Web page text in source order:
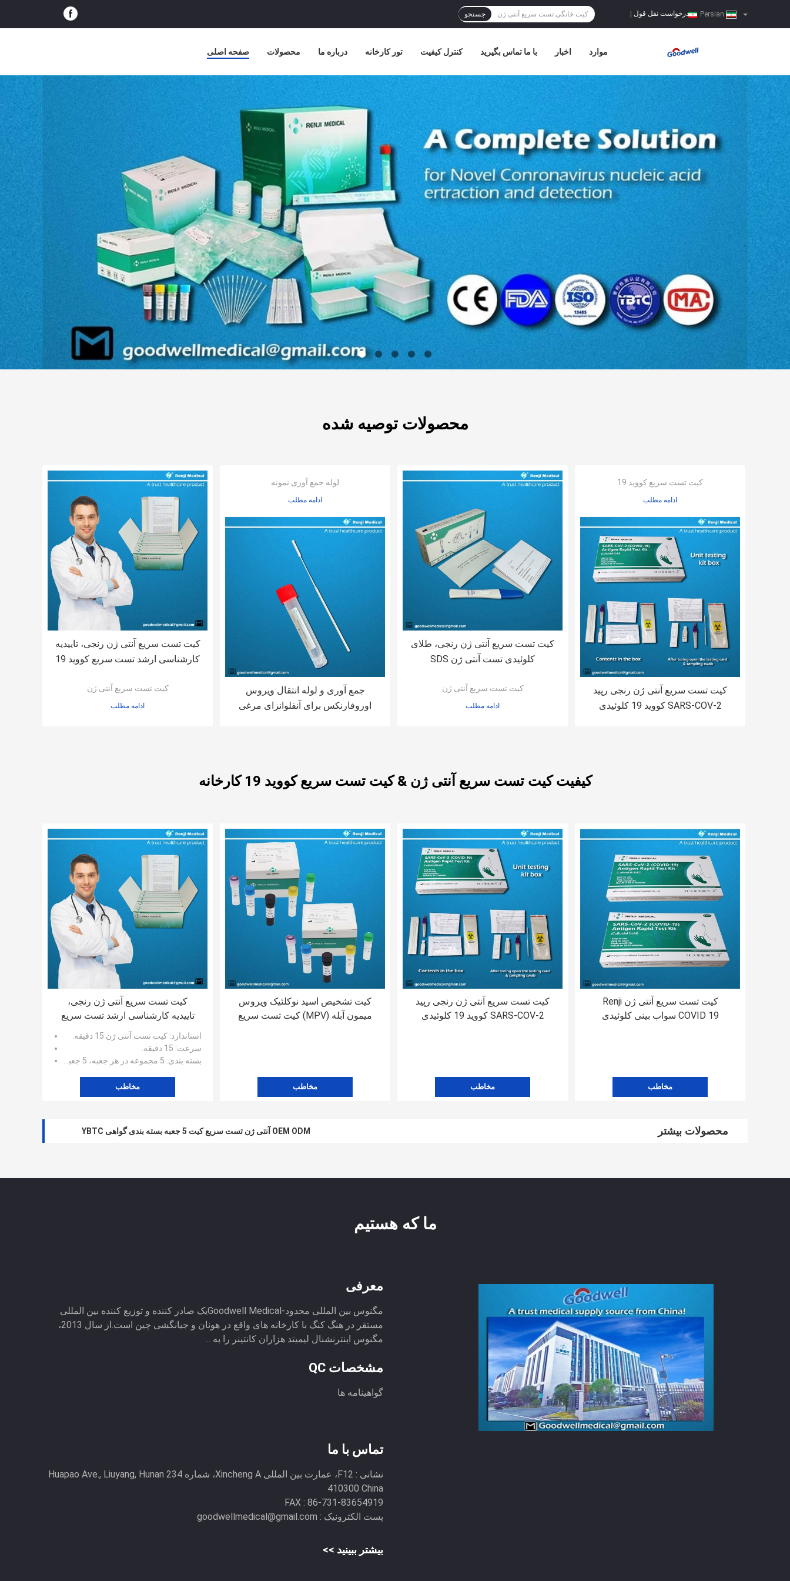
درخواست نقل قول جستجو
صفحه اصلی محصولات درباره ما تور کارخانه کنترل کیفیت با ما تماس بگیرید اخبار موارد
محصولات توصیه شده
کیت تست سریع آنتی ژن رنجی، تاییدیه
کارشناسی ارشد تست سریع کووید 19
کیت تست سریع آنتی ژن
ادامه مطلب
لوله جمع آوری نمونه
ادامه مطلب
جمع آوری و لوله انتقال ویروس
اوروفارنکس برای آنفلوانزای مرغی
کیت تست سریع آنتی ژن رنجی، طلای
کلوئیدی تست آنتی ژن SDS
کیت تست سریع آنتی ژن
ادامه مطلب
کیت تست سریع کووید 19
ادامه مطلب
کیت تست سریع آنتی ژن رنجی رپید
SARS-COV-2 کووید 19 کلوئیدی
کیفیت کیت تست سریع آنتی ژن & کیت تست سریع کووید 19 کارخانه
کیت تست سریع آنتی ژن رنجی،
تاییدیه کارشناسی ارشد تست سریع
کووید 19 در خانه 15 دقیقه
استاندارد: کیت تست آنتی ژن 15 دقیقه.
سرعت: 15 دقیقه.
بسته بندی: 5 مجموعه در هر جعبه، 5 جعبه در هر جعبه بزرگ
مخاطب
کیت تشخیص اسید نوکلئیک ویروس
میمون آبله (MPV) کیت تست سریع
مخاطب
کیت تست سریع آنتی ژن رنجی رپید
SARS-COV-2 کووید 19 کلوئیدی
مخاطب
کیت تست سریع آنتی ژن Renji
COVID 19 سواب بینی کلوئیدی
مخاطب
محصولات بیشتر OEM ODM آنتی ژن تست سریع کیت 5 جعبه بسته بندی گواهی YBTC
کیت تست آنتی ژن بزاق ایمن OEM ODM گواهینامه CE SGS YBTC
ما که هستیم
معرفی
مگنوس بین المللی محدود-Goodwell Medicalیک صادر کننده و توزیع کننده بین المللی
مستقر در هنگ کنگ با کارخانه های واقع در هونان و جیانگشی چین است.از سال 2013،
مگنوس اینترنشنال لیمیتد هزاران کانتینر را به ...
مشخصات QC
گواهینامه ها
تماس با ما
نشانی :
F12، عمارت بین المللی Xincheng A، شماره 234 Huapao Ave., Liuyang, Hunan
410300 China
FAX : 86-731-83654919
پست الکترونیک : goodwellmedical@gmail.com
بیشتر ببینید >>